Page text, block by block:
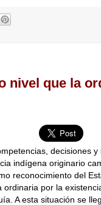
nivel que la
decisiones
indígena originario
reconocimiento del
ordinaria por la
A esta situación se